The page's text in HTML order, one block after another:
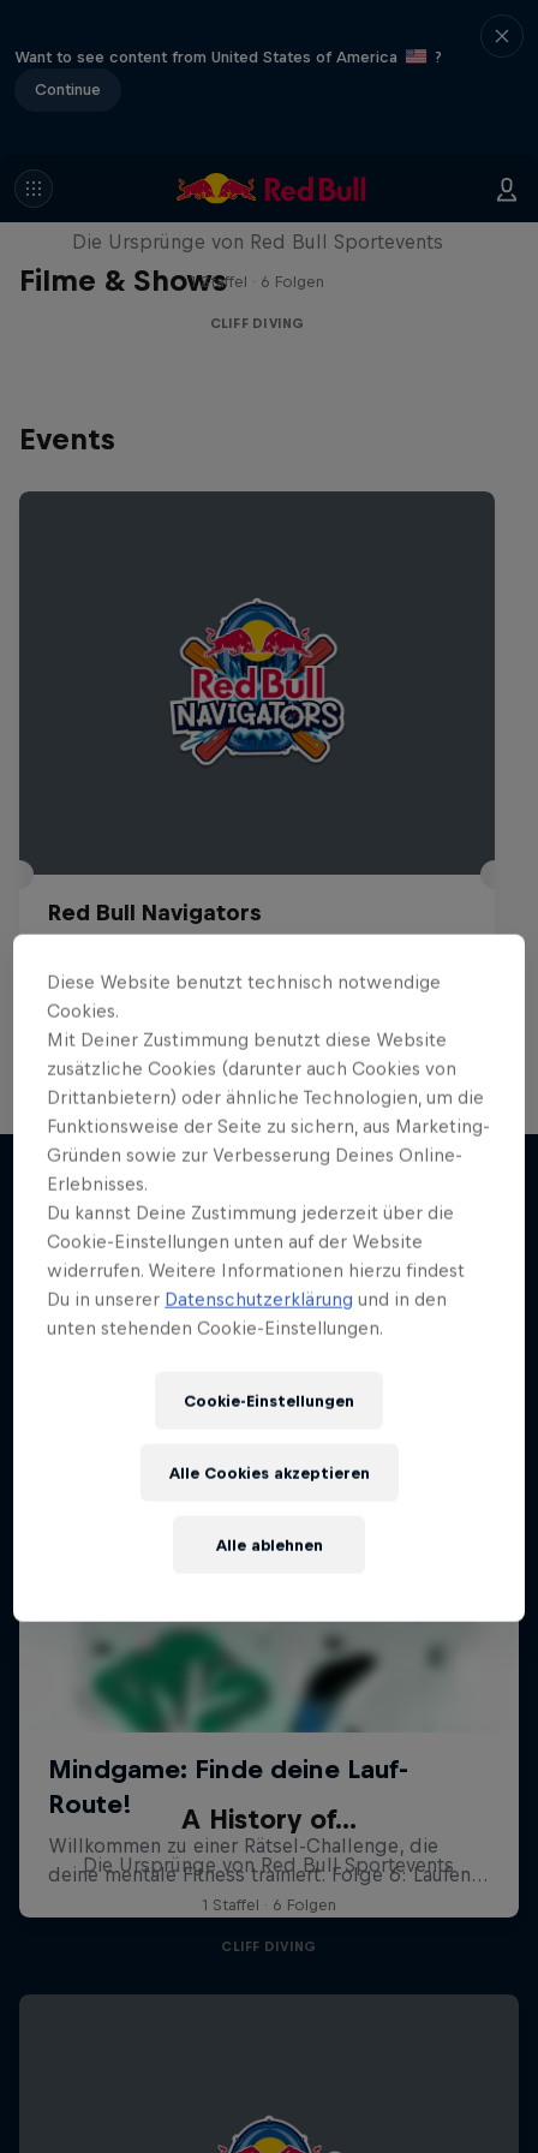
Want to see content from United States of America
?
Continue
Filme & Shows
A History of...
Die Ursprünge von Red Bull Sportevents
1 Staffel · 6 Folgen
CLIFF DIVING
Events
Red Bull Navigators
Lido Luzern, Schweiz
Registrations open
Mehr davon
A History of...
Die Ursprünge von Red Bull Sportevents
1 Staffel · 6 Folgen
CLIFF DIVING
Diese Website benutzt technisch notwendige
Cookies.
Mit Deiner Zustimmung benutzt diese Website
zusätzliche Cookies (darunter auch Cookies von
Drittanbietern) oder ähnliche Technologien, um die
Funktionsweise der Seite zu sichern, aus Marketing-
Gründen sowie zur Verbesserung Deines Online-
Erlebnisses.
Du kannst Deine Zustimmung jederzeit über die
Cookie-Einstellungen unten auf der Website
widerrufen. Weitere Informationen hierzu findest
Du in unserer Datenschutzerklärung und in den
unten stehenden Cookie-Einstellungen.
Cookie-Einstellungen
Alle ablehnen
Alle Cookies akzeptieren